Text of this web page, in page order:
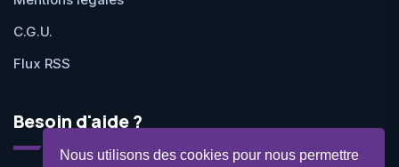
Nous utilisons des cookies pour nous permettre
C.G.U.
Flux RSS
Besoin d'aide ?